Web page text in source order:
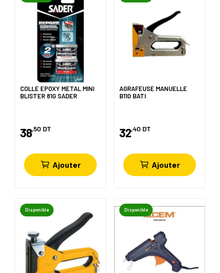
COLLE EPOXY METAL MINI
BLISTER 81G SADER
38,50 DT
Ajouter
AGRAFEUSE MANUELLE
B110 BATI
32,40 DT
Ajouter
Disponible Disponible